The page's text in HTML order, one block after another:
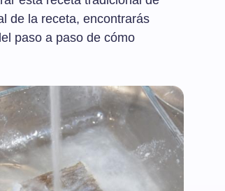
de la receta, encontrarás
paso a paso de cómo